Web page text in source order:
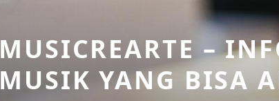
MUSICREARTE –
MUSIK YANG BISA